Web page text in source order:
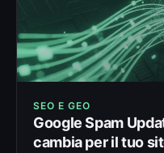
SEO E GEO
Google Spam
cambia per il tuo